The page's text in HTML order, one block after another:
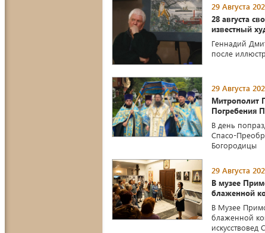
29 Августа
28 августа
известный
Геннадий
после
29 Августа
Митрополит
Погребения
В день
Спасо-
Богородицы
29 Августа
В музее
блаженной
В Музее
блаженной
искусствовед